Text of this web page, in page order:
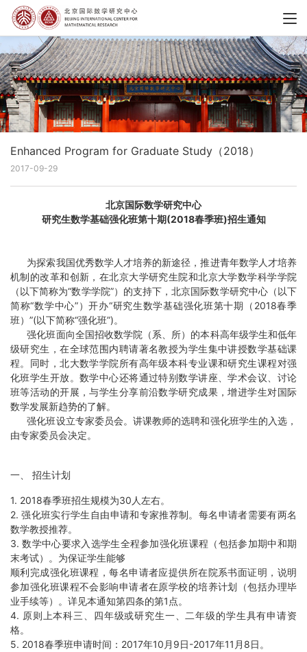
Enhanced Program for Graduate Study（2018）
2017-09-29
北京国际数学研究中心
研究生数学基础强化班第十期(2018春季班)招生通知
为探索我国优秀数学人才培养的新途径，推进青年数学人才培养
机制的改革和创新，在北京大学研究生院和北京大学数学科学学院
（以下简称为“数学学院”）的支持下，北京国际数学研究中心（以下
简称“数学中心”）开办“研究生数学基础强化班第十期（2018春季
班）”(以下简称“强化班”)。
强化班面向全国招收数学院（系、所）的本科高年级学生和低年
级研究生，在全球范围内聘请著名教授为学生集中讲授数学基础课
程。同时，北大数学学院所有高年级本科专业课和研究生课程对强
化班学生开放。数学中心还将通过特别数学讲座、学术会议、讨论
班等活动的开展，与学生分享前沿数学研究成果，增进学生对国际
数学发展新趋势的了解。
强化班设立专家委员会。讲课教师的选聘和强化班学生的入选，
由专家委员会决定。
一、 招生计划
1. 2018春季班招生规模为30人左右。
2. 强化班实行学生自由申请和专家推荐制。每名申请者需要有两名
数学教授推荐。
3. 数学中心要求入选学生全程参加强化班课程（包括参加期中和期
末考试）。为保证学生能够
顺利完成强化班课程，每名申请者应提供所在院系书面证明，说明
参加强化班课程不会影响申请者在原学校的培养计划（包括办理毕
业手续等）。详见本通知第四条的第1点。
4. 原则上本科三、四年级或研究生一、二年级的学生具有申请资
格。
5. 2018春季班申请时间：2017年10月9日-2017年11月8日。